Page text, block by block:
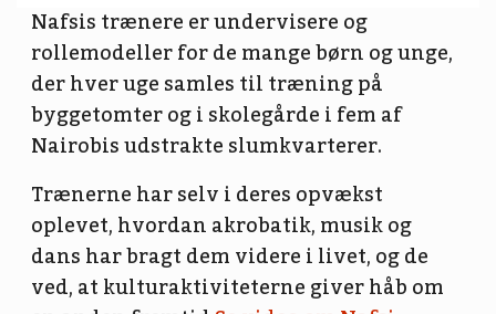
Nafsis trænere er undervisere og
rollemodeller for de mange børn og unge,
der hver uge samles til træning på
byggetomter og i skolegårde i fem af
Nairobis udstrakte slumkvarterer.
Trænerne har selv i deres opvækst
oplevet, hvordan akrobatik, musik og
dans har bragt dem videre i livet, og de
ved, at kulturaktiviteterne giver håb om